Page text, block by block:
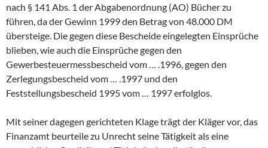
nach § 141 Abs. 1 der Abgabenordnung (AO) Bücher zu
führen, da der Gewinn 1999 den Betrag von 48.000 DM
übersteige. Die gegen diese Bescheide eingelegten Einsprüche
blieben, wie auch die Einsprüche gegen den
Gewerbesteuermessbescheid vom … .1996, gegen den
Zerlegungsbescheid vom … .1997 und den
Feststellungsbescheid 1995 vom … 1997 erfolglos.
Mit seiner dagegen gerichteten Klage trägt der Kläger vor, das
Finanzamt beurteile zu Unrecht seine Tätigkeit als eine